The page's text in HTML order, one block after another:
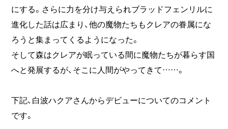
にする。さらに力を分け与えられブラッドフェンリルに
進化した話は広まり、他の魔物たちもクレアの眷属にな
ろうと集まってくるようになった。
そして森はクレアが眠っている間に魔物たちが暮らす国
へと発展するが、そこに人間がやってきて……。
下記、白波ハクアさんからデビューについてのコメント
です。